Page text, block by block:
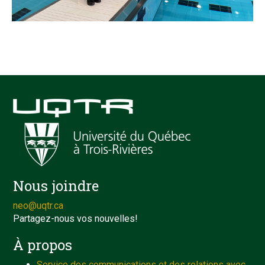
Nous joindre
neo@uqtr.ca
Partagez-nous vos nouvelles!
À propos